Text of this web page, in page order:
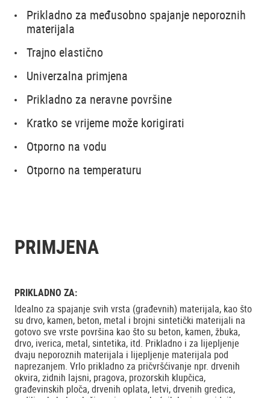
Prikladno za međusobno spajanje neporoznih
materijala
Trajno elastično
Univerzalna primjena
Prikladno za neravne površine
Kratko se vrijeme može korigirati
Otporno na vodu
Otporno na temperaturu
PRIMJENA
PRIKLADNO ZA:
Idealno za spajanje svih vrsta (građevnih) materijala, kao što
su drvo, kamen, beton, metal i brojni sintetički materijali na
gotovo sve vrste površina kao što su beton, kamen, žbuka,
drvo, iverica, metal, sintetika, itd. Prikladno i za lijepljenje
dvaju neporoznih materijala i lijepljenje materijala pod
naprezanjem. Vrlo prikladno za pričvršćivanje npr. drvenih
okvira, zidnih lajsni, pragova, prozorskih klupčica,
građevinskih ploča, drvenih oplata, letvi, drvenih gredica,